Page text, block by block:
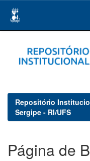
navigation
Repositório
Sergipe - RI/UFS
Página de